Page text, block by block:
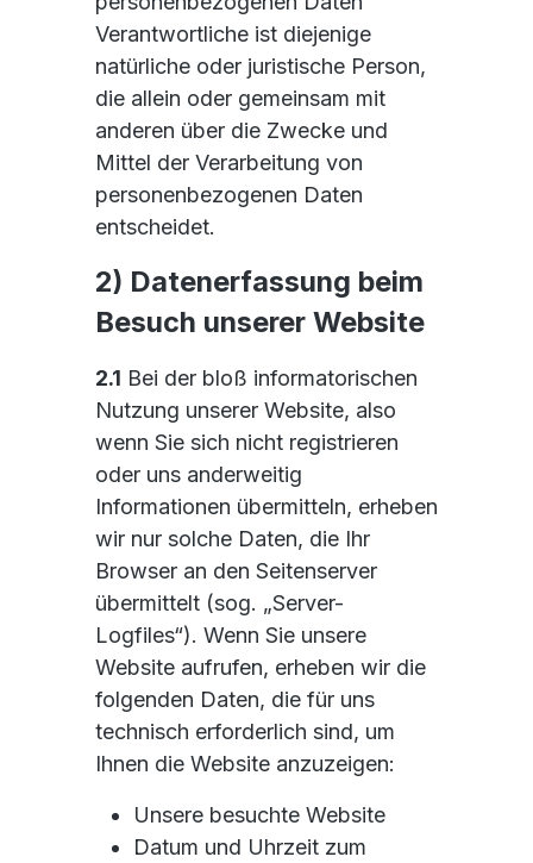
Verantwortliche ist diejenige
natürliche oder juristische Person,
die allein oder gemeinsam mit
anderen über die Zwecke und
Mittel der Verarbeitung von
personenbezogenen Daten
entscheidet.
2) Datenerfassung beim
Besuch unserer Website
2.1 Bei der bloß informatorischen
Nutzung unserer Website, also
wenn Sie sich nicht registrieren
oder uns anderweitig
Informationen übermitteln, erheben
wir nur solche Daten, die Ihr
Browser an den Seitenserver
übermittelt (sog. „Server-
Logfiles“). Wenn Sie unsere
Website aufrufen, erheben wir die
folgenden Daten, die für uns
technisch erforderlich sind, um
Ihnen die Website anzuzeigen:
Unsere besuchte Website
Datum und Uhrzeit zum